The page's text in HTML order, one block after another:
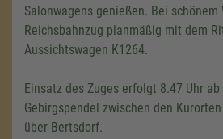
Salonwagens genießen. Bei
Reichsbahnzug planmäßig mit dem
Aussichtswagen K1264.
Einsatz des Zuges erfolgt 8.47 Uhr
Gebirgspendel zwischen den
über Bertsdorf.